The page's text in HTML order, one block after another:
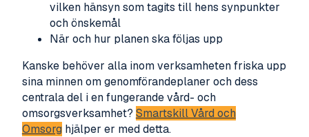
vilken hänsyn som tagits till hens synpunkter
och önskemål
När och hur planen ska följas upp
Kanske behöver alla inom verksamheten friska upp
sina minnen om genomförandeplaner och dess
centrala del i en fungerande vård- och
omsorgsverksamhet? Smartskill Vård och
Omsorg hjälper er med detta.